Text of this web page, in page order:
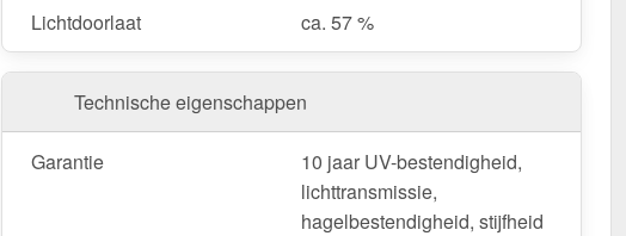
Lichtdoorlaat
ca. 57 %
Technische eigenschappen
Garantie
10 jaar UV-bestendigheid,
lichttransmissie,
hagelbestendigheid, stijfheid